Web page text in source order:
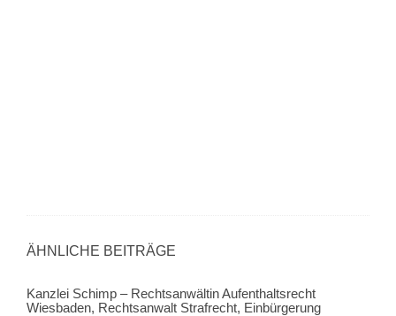
ÄHNLICHE BEITRÄGE
Kanzlei Schimp – Rechtsanwältin Aufenthaltsrecht
Wiesbaden, Rechtsanwalt Strafrecht, Einbürgerung